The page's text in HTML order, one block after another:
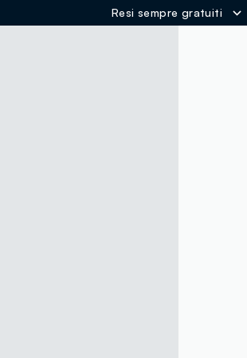
Resi sempre gratuiti